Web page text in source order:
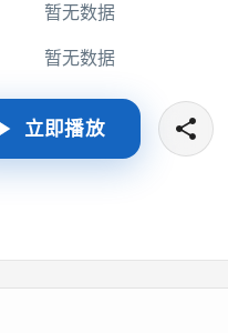
暂无数据
暂无数据
立即播放